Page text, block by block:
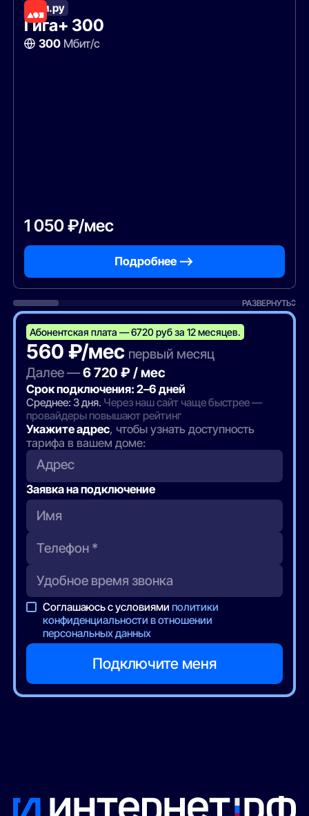
Дом.ру
Гига+ 300
300Мбит/с
1 050 ₽/мес
Подробнее —>
РАЗВЕРНУТЬ
Абонентская плата — 6720 руб за 12 месяцев.
560 ₽/мес первый месяц
Далее —6 720 ₽ / мес
Срок подключения: 2–6 дней
Среднее: 3 дня. Через наш сайт чаще быстрее —
провайдеры повышают рейтинг
Укажите адрес, чтобы узнать доступность
тарифа в вашем доме:
Адрес
Заявка на подключение
Соглашаюсь с условиямиполитики
конфиденциальности в отношении
персональных данных